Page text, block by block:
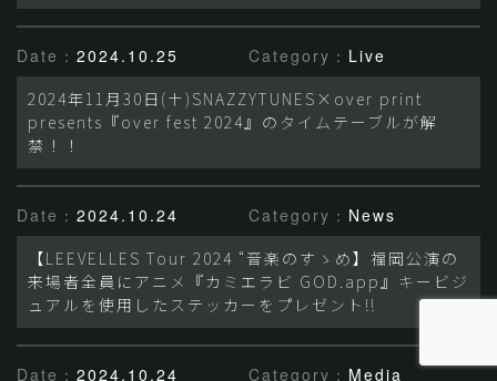
Date： 2024.10.25 Category： Live
2024年11月30日(土)SNAZZYTUNES×over print
presents『over fest 2024』のタイムテーブルが解
禁！！
Date： 2024.10.24 Category： News
【LEEVELLES Tour 2024 “音楽のすゝめ】福岡公演の
来場者全員にアニメ『カミエラビ GOD.app』キービジ
ュアルを使用したステッカーをプレゼント!!
Date： 2024.10.24 Category： Media